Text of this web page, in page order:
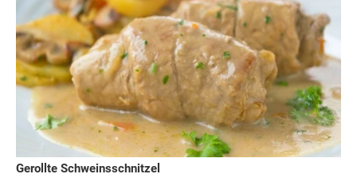
Gerollte Schweinsschnitzel